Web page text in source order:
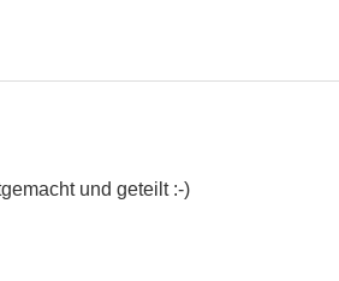
und geteilt :-)